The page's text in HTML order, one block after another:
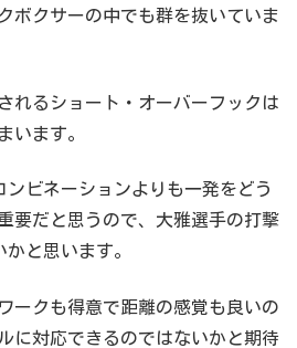
ボクサーの中でも群を抜いていま
れるショート・オーバーフックは
います。
ンビネーションよりも一発をどう
要だと思うので、大雅選手の打撃
かと思います。
ークも得意で距離の感覚も良いの
に対応できるのではないかと期待